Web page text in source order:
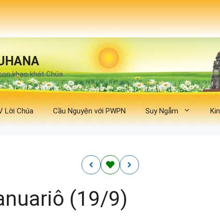
khao khát Chúa
Lời Chúa Cầu Nguyện với PWPN Suy Ngẫm
(19/9)